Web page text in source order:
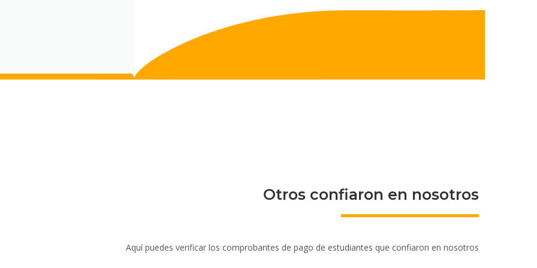
Otros confiaron en nosotros
Aquí puedes verificar los comprobantes de pago de estudiantes que confiaron en nosotros